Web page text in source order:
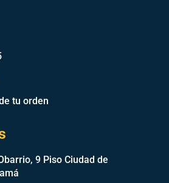
tu orden
9 Piso Ciudad de